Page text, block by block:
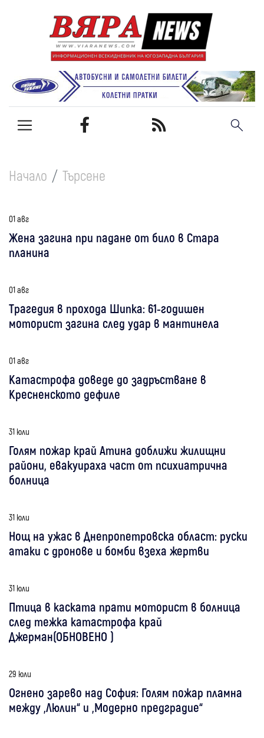
Начало Търсене
01 авг
Жена загина при падане от било в Стара
планина
01 авг
Трагедия в прохода Шипка: 61-годишен
моторист загина след удар в мантинела
01 авг
Катастрофа доведе до задръстване в
Кресненското дефиле
31 юли
Голям пожар край Атина доближи жилищни
райони, евакуираха част от психиатрична
болница
31 юли
Нощ на ужас в Днепропетровска област: руски
атаки с дронове и бомби взеха жертви
31 юли
Птица в каската прати моторист в болница
след тежка катастрофа край
Джерман(ОБНОВЕНО )
29 юли
Огнено зарево над София: Голям пожар пламна
между „Люлин“ и „Модерно предградие“